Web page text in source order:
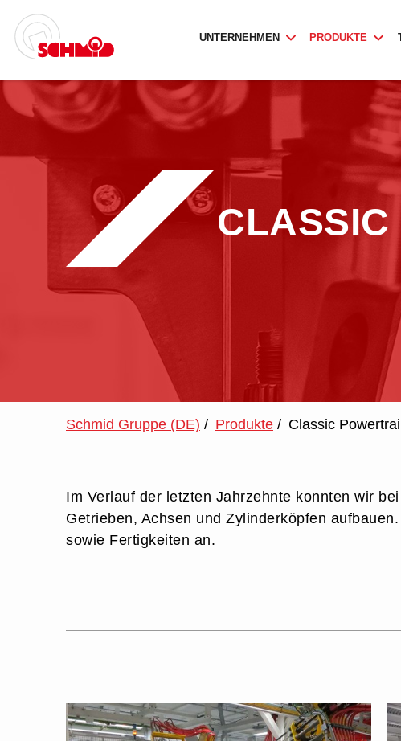
UNTERNEHMEN PRODUKTE
Schmid Gruppe (DE) / Produkte / Classic
CLASSIC
Im Verlauf der letzten Jahrzehnte konnten wir
Getrieben, Achsen und Zylinderköpfen
sowie Fertigkeiten an.